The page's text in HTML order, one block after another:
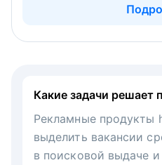
Какие задачи решает
Рекламные продукты
выделить вакансии
в поисковой выдаче